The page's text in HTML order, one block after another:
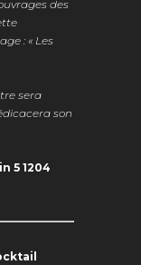
des
: « Les
sera
son
5 1204